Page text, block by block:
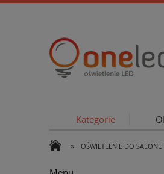
Kategorie
» OŚWIETLENIE DO SALONU